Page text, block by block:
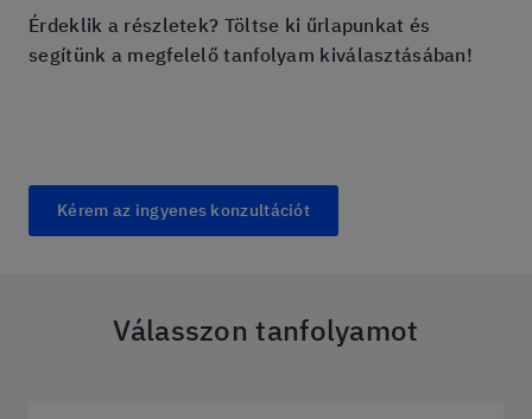
Érdeklik a részletek? Töltse ki űrlapunkat és
segítünk a megfelelő tanfolyam kiválasztásában!
Kérem az ingyenes konzultációt
Válasszon tanfolyamot